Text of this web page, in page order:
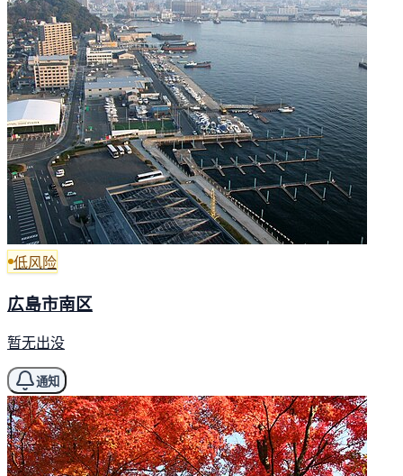
低风险
広島市南区
暂无出没
通知